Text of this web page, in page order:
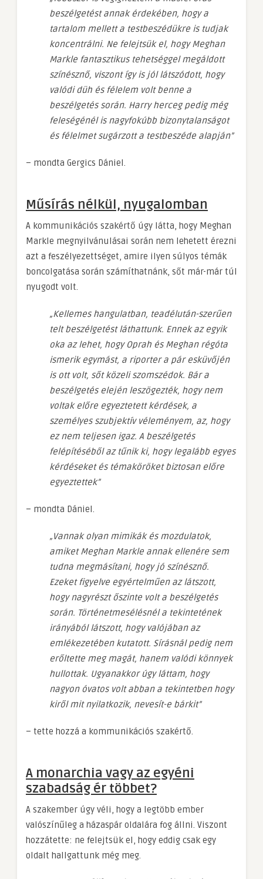
beszélgetést annak érdekében, hogy a
tartalom mellett a testbeszédükre is tudjak
koncentrálni. Ne felejtsük el, hogy Meghan
Markle fantasztikus tehetséggel megáldott
színésznő, viszont így is jól látszódott, hogy
valódi düh és félelem volt benne a
beszélgetés során. Harry herceg pedig még
feleségénél is nagyfokúbb bizonytalanságot
és félelmet sugárzott a testbeszéde alapján”
– mondta Gergics Dániel.
Műsírás nélkül, nyugalomban
A kommunikációs szakértő úgy látta, hogy Meghan
Markle megnyilvánulásai során nem lehetett érezni
azt a feszélyezettséget, amire ilyen súlyos témák
boncolgatása során számíthatnánk, sőt már-már túl
nyugodt volt.
„Kellemes hangulatban, teadélután-szerűen
telt beszélgetést láthattunk. Ennek az egyik
oka az lehet, hogy Oprah és Meghan régóta
ismerik egymást, a riporter a pár esküvőjén
is ott volt, sőt közeli szomszédok. Bár a
beszélgetés elején leszögezték, hogy nem
voltak előre egyeztetett kérdések, a
személyes szubjektív véleményem, az, hogy
ez nem teljesen igaz. A beszélgetés
felépítéséből az tűnik ki, hogy legalább egyes
kérdéseket és témaköröket biztosan előre
egyeztettek”
– mondta Dániel.
„Vannak olyan mimikák és mozdulatok,
amiket Meghan Markle annak ellenére sem
tudna megmásítani, hogy jó színésznő.
Ezeket figyelve egyértelműen az látszott,
hogy nagyrészt őszinte volt a beszélgetés
során. Történetmesélésnél a tekintetének
irányából látszott, hogy valójában az
emlékezetében kutatott. Sírásnál pedig nem
erőltette meg magát, hanem valódi könnyek
hullottak. Ugyanakkor úgy láttam, hogy
nagyon óvatos volt abban a tekintetben hogy
kiről mit nyilatkozik, nevesít-e bárkit”
– tette hozzá a kommunikációs szakértő.
A monarchia vagy az egyéni
szabadság ér többet?
A szakember úgy véli, hogy a legtöbb ember
valószínűleg a házaspár oldalára fog állni. Viszont
hozzátette: ne felejtsük el, hogy eddig csak egy
oldalt hallgattunk még meg.